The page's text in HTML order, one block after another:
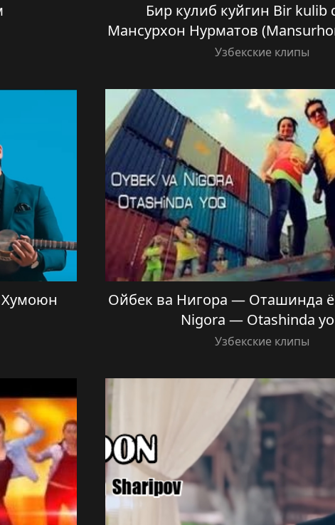
Бир кулиб куйгин Bir kulib
Мансурхон Нурматов
Узбекские клипы
Хумоюн
Ойбек ва Нигора — Оташинда
Nigora — Otashinda
Узбекские клипы